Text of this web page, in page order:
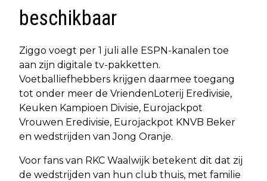
beschikbaar
Ziggo voegt per 1 juli alle ESPN-kanalen toe
aan zijn digitale tv-pakketten.
Voetballiefhebbers krijgen daarmee toegang
tot onder meer de VriendenLoterij Eredivisie,
Keuken Kampioen Divisie, Eurojackpot
Vrouwen Eredivisie, Eurojackpot KNVB Beker
en wedstrijden van Jong Oranje.
Voor fans van RKC Waalwijk betekent dit dat zij
de wedstrijden van hun club thuis, met familie